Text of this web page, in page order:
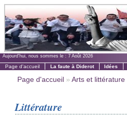
Aujourd'hui, nous sommes le : 7 Août 2026
Page d'accueil La faute à Diderot Idées
Page d'accueil »Arts et littérature
Littérature